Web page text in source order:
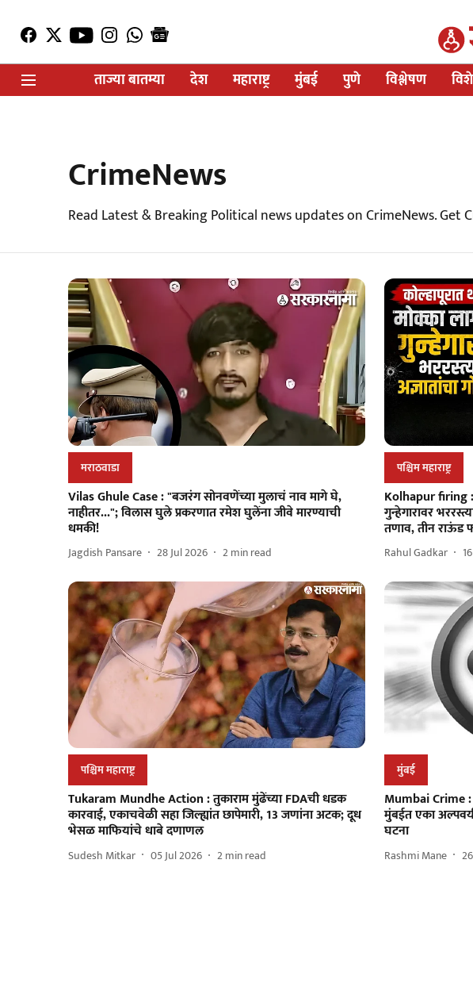
ताज्या बातम्या
देश महाराष्ट्र मुंबई पुणे विश्लेषण
CrimeNews
Read Latest & Breaking Political news updates on CrimeNews.
मराठवाडा
Vilas Ghule Case : "बजरंग सोनवणेंच्या मुलाचं नाव मागे घे,
नाहीतर..."; विलास घुले प्रकरणात रमेश घुलेंना जीवे मारण्याची
धमकी!
Jagdish Pansare 28 Jul 2026 2min read
पश्चिम महाराष्ट्र
Kolhapur firing :
गुन्हेगारावर
तणाव, तीन राऊंड
Rahul Gadkar
पश्चिम महाराष्ट्र
Tukaram Mundhe Action : तुकाराम मुंढेंच्या FDAची धडक
कारवाई, एकाचवेळी सहा जिल्ह्यांत छापेमारी, 13 जणांना अटक; दूध
भेसळ माफियांचे धाबे दणाणल
Sudesh Mitkar 05 Jul 2026 2min read
मुंबई
Mumbai Crime :
मुंबईत एका
घटना
Rashmi Mane